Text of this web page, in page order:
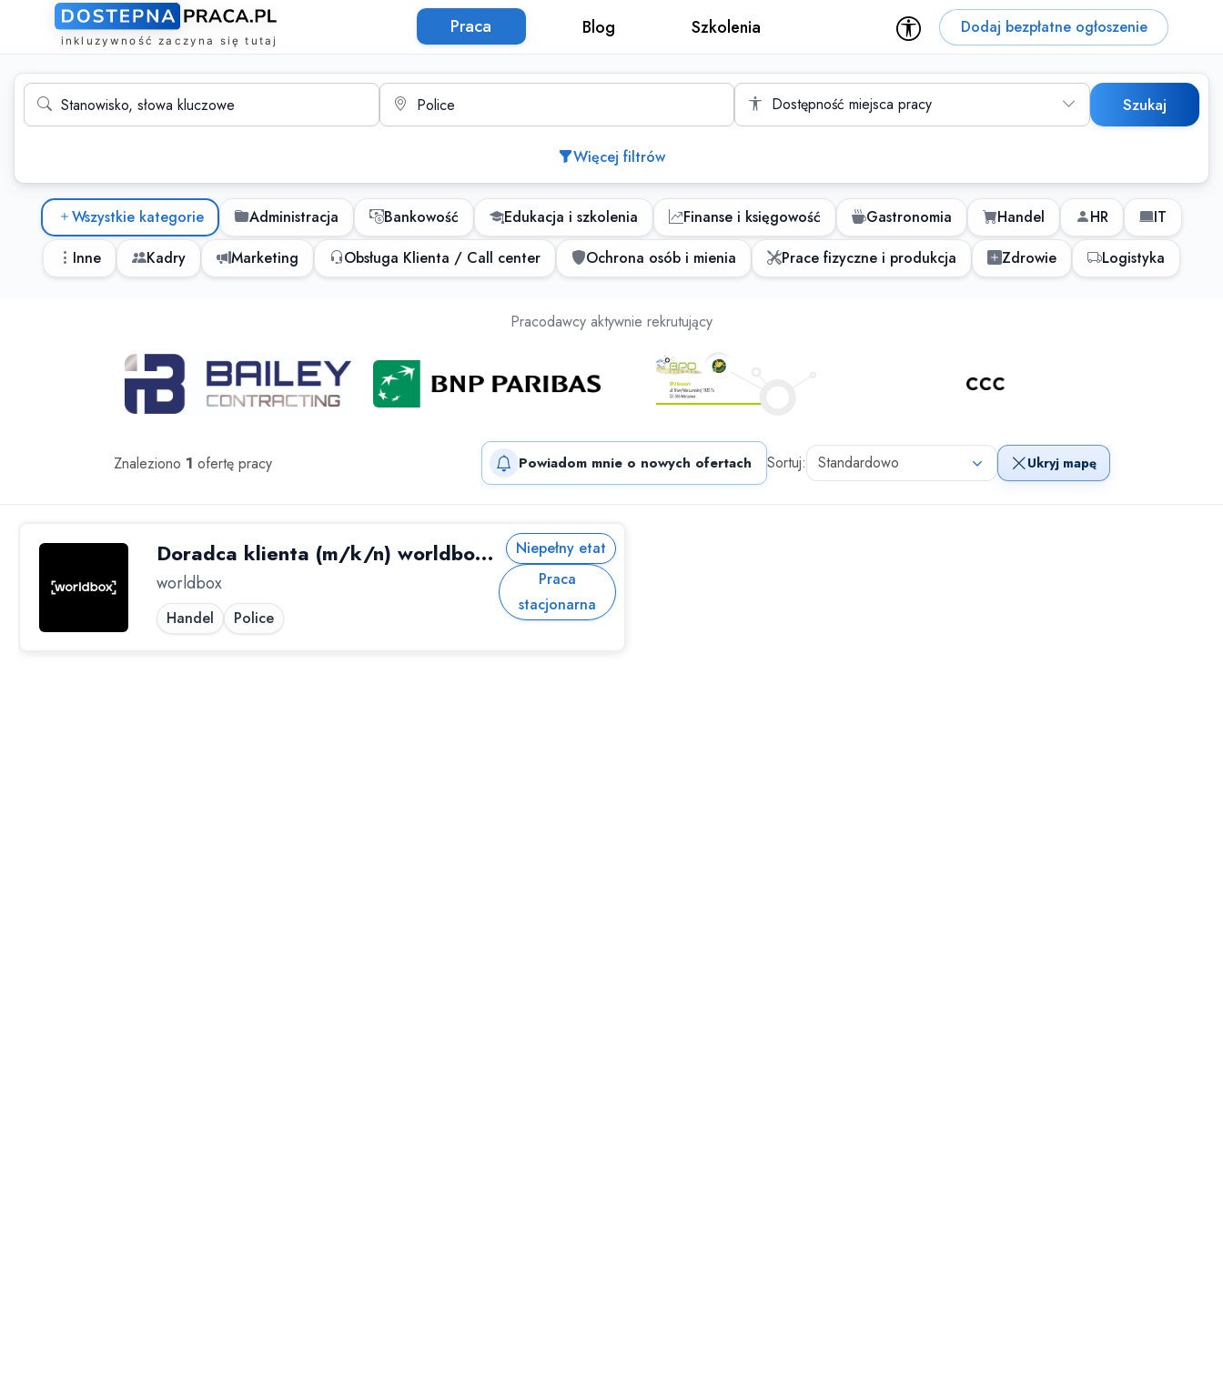
Praca Blog Szkolenia Dodaj bezpłatne ogłoszenie
Wyszukiwarka ofert pracy
Stanowisko, słowa kluczowe Miasto Dostępność miejsca pracy Szukaj
Więcej filtrów
Kategorie ofert pracy
Wszystkie kategorie Administracja Bankowość Edukacja i szkolenia Finanse i księgowość Gastronomia Handel HR
IT
Inne
Kadry Marketing Obsługa Klienta / Call center Ochrona osób i mienia Prace fizyczne i produkcja Zdrowie Logistyka
Oferty pracy dla osób z
Pracodawcy aktywnie rekrutujący
Oferty pracy
Znaleziono 1 ofertę pracy Powiadom mnie o nowych ofertach Sortuj: Standardowo Ukryj mapę
Doradca klienta (m/k/n) worldbox Police
worldbox
Handel Police
Niepełny etat
Praca
stacjonarna